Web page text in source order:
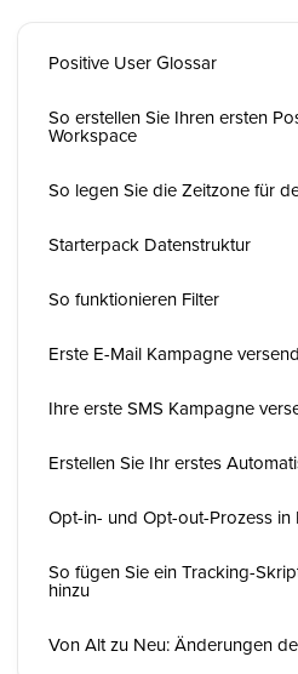
Positive User Glossar
So erstellen Sie Ihren ersten
Workspace
So legen Sie die Zeitzone für
Starterpack Datenstruktur
So funktionieren Filter
Erste E-Mail Kampagne
Ihre erste SMS Kampagne
Erstellen Sie Ihr erstes
Opt-in- und Opt-out-Prozess in
So fügen Sie ein Tracking-
hinzu
Von Alt zu Neu: Änderungen